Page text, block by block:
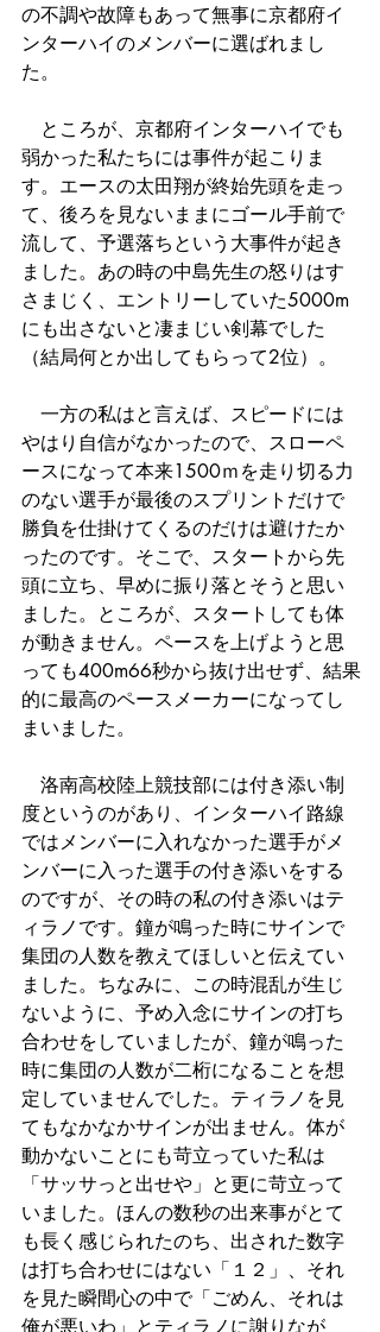
の不調や故障もあって無事に京都府イ
ンターハイのメンバーに選ばれまし
た。
ところが、京都府インターハイでも
弱かった私たちには事件が起こりま
す。エースの太田翔が終始先頭を走っ
て、後ろを見ないままにゴール手前で
流して、予選落ちという大事件が起き
ました。あの時の中島先生の怒りはす
さまじく、エントリーしていた5000m
にも出さないと凄まじい剣幕でした
（結局何とか出してもらって2位）。
一方の私はと言えば、スピードには
やはり自信がなかったので、スローペ
ースになって本来1500ｍを走り切る力
のない選手が最後のスプリントだけで
勝負を仕掛けてくるのだけは避けたか
ったのです。そこで、スタートから先
頭に立ち、早めに振り落とそうと思い
ました。ところが、スタートしても体
が動きません。ペースを上げようと思
っても400m66秒から抜け出せず、結果
的に最高のペースメーカーになってし
まいました。
洛南高校陸上競技部には付き添い制
度というのがあり、インターハイ路線
ではメンバーに入れなかった選手がメ
ンバーに入った選手の付き添いをする
のですが、その時の私の付き添いはテ
ィラノです。鐘が鳴った時にサインで
集団の人数を教えてほしいと伝えてい
ました。ちなみに、この時混乱が生じ
ないように、予め入念にサインの打ち
合わせをしていましたが、鐘が鳴った
時に集団の人数が二桁になることを想
定していませんでした。ティラノを見
てもなかなかサインが出ません。体が
動かないことにも苛立っていた私は
「サッサっと出せや」と更に苛立って
いました。ほんの数秒の出来事がとて
も長く感じられたのち、出された数字
は打ち合わせにはない「１２」、それ
を見た瞬間心の中で「ごめん、それは
俺が悪いわ」とティラノに謝りなが